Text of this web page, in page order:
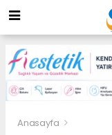
Anasayfa